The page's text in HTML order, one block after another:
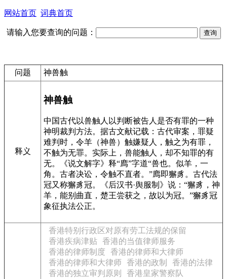
网站首页 词典首页
请输入您要查询的问题：
问题 神兽触
释义
神兽触
中国古代以兽触人以判断被告人是否有罪的一种
神明裁判方法。据古文献记载：古代审案，罪疑
难判时，令羊（神兽）触嫌疑人，触之为有罪，
不触为无罪。实际上，兽能触人，却不知罪的有
无。《说文解字》释“廌”字道“兽也。似羊，一
角。古者决讼，令触不直者。”廌即獬豸。古代法
冠又称獬豸冠。《后汉书·舆服制》说：“獬豸，神
羊，能别曲直，楚王尝获之，故以为冠。”獬豸冠
象征执法公正。
香港特别行政区对原有劳工法规的保留
香港疾病津贴 香港的当值律师服务
香港的律师制度
香港的律师和大律师
香港的律师和大律师 香港的政制
香港的法律
香港的独立审判原则
香港皇家警察队